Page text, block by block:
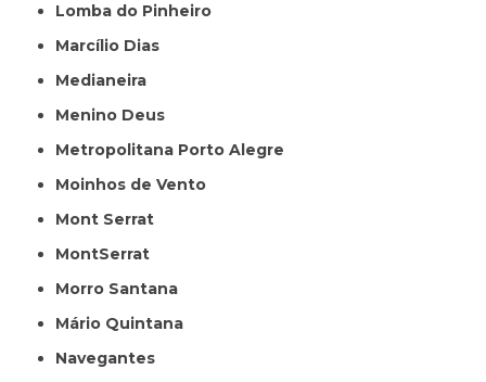
Lomba do Pinheiro
Marcílio Dias
Medianeira
Menino Deus
Metropolitana Porto Alegre
Moinhos de Vento
Mont Serrat
MontSerrat
Morro Santana
Mário Quintana
Navegantes